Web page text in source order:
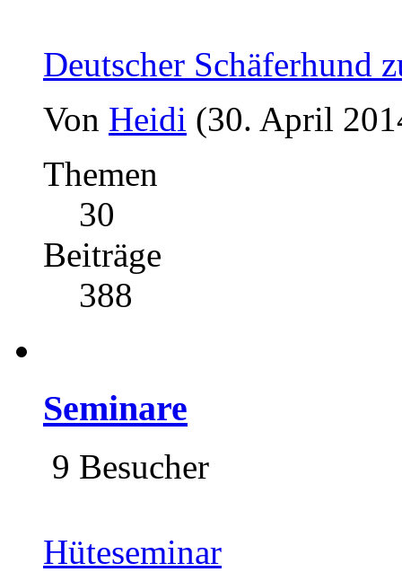
Deutscher Schäferhund
Von Heidi (30. April
Themen
30
Beiträge
388
Seminare
9 Besucher
Hüteseminar